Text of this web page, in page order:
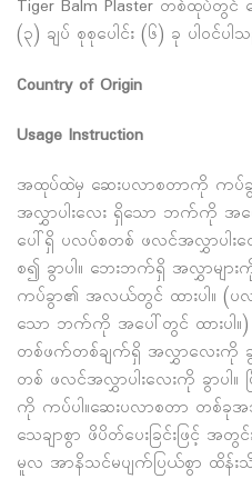
Tiger Balm Plaster တစ်ထုပ်တွ
(၃) ချပ် စုစုပေါင်း (၆) ခု ပါဝင်ပါ
Country of Origin
Usage Instruction
အထုပ်ထဲမှ ဆေးပလာစတာကို ကပ်ခွ
အလွှာပါးလေး ရှိသော ဘက်ကို အပ
ပေါ်ရှိ ပလပ်စတစ် ဖလင်အလွှာပါ
စ၍ ခွာပါ။ ဘေးဘက်ရှိ အလွှာမျာ
ကပ်ခွာ၏ အလယ်တွင် ထားပါ။ (ပ
သော ဘက်ကို အပေါ်တွင် ထားပါ။)
တစ်ဖက်တစ်ချက်ရှိ အလွှာလေးကို ခွာ
တစ် ဖလင်အလွှာပါးလေးကို ခွာပါ။
ကို ကပ်ပါ။ဆေးပလာစတာ တစ်ခုအ
သေချာစွာ ဖိပိတ်ပေးခြင်းဖြင့် အ
မူလ အာနိသင်မပျက်ပြယ်စွာ ထိန်းသိ